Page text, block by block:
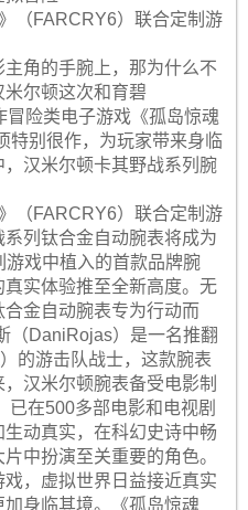
（FARCRY6）联合定制游
角的手腕上，那为什么不
尔顿这次和育碧
冒险类电子游戏《孤岛惊魂
特别很作，为玩家带来身临
汉米尔顿卡其野战系列腕
（FARCRY6）联合定制游
列钛合金自动腕表将成为
游戏中植入的首款品牌腕
实体验推至全新高度。无
金自动腕表专为行动而
（DaniRojas）是一名推翻
的游击队战士，这款腕表
汉米尔顿腕表备受电影制
在500多部电影和电视剧
动真实，在科幻史诗中畅
中扮演至关重要的角色。
，虚拟世界日益接近真实
身临其境。《孤岛惊魂